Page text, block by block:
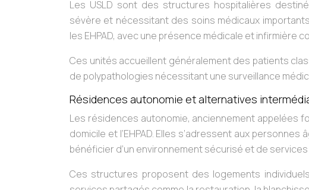
Les USLD sont des structures hospitalières
sévère et nécessitant des soins médicaux
les EHPAD, avec une présence médicale et infirmière
Ces unités accueillent généralement des patients
de polypathologies nécessitant une surveillance
Résidences autonomie et alternatives
Les résidences autonomie, anciennement appelées
domicile et l’EHPAD. Elles s’adressent aux
bénéficier d’un environnement sécurisé et de
Ces structures proposent des logements